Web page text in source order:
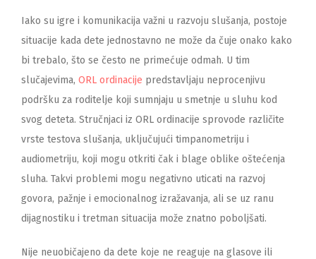
Iako su igre i komunikacija važni u razvoju slušanja, postoje
situacije kada dete jednostavno ne može da čuje onako kako
bi trebalo, što se često ne primećuje odmah. U tim
slučajevima, ORL ordinacije predstavljaju neprocenjivu
podršku za roditelje koji sumnjaju u smetnje u sluhu kod
svog deteta. Stručnjaci iz ORL ordinacije sprovode različite
vrste testova slušanja, uključujući timpanometriju i
audiometriju, koji mogu otkriti čak i blage oblike oštećenja
sluha. Takvi problemi mogu negativno uticati na razvoj
govora, pažnje i emocionalnog izražavanja, ali se uz ranu
dijagnostiku i tretman situacija može znatno poboljšati.
Nije neuobičajeno da dete koje ne reaguje na glasove ili